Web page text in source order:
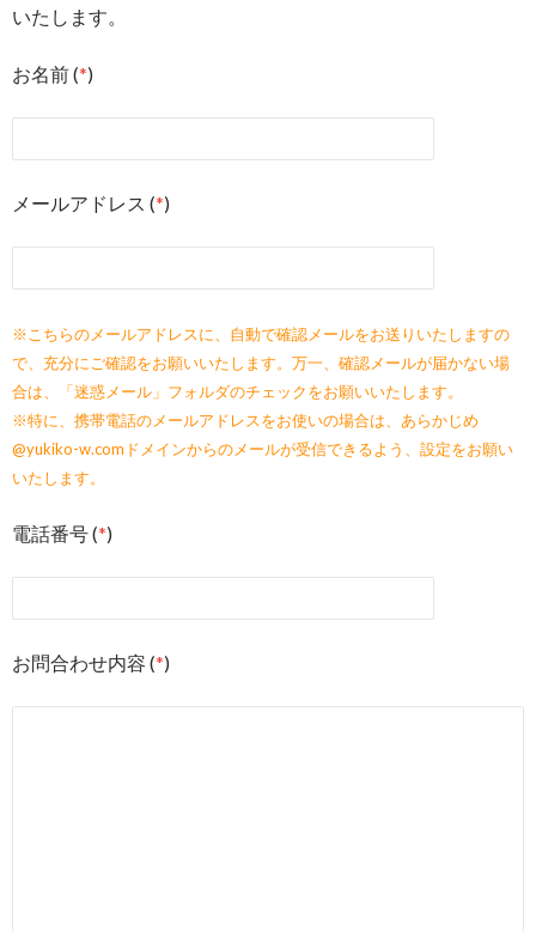
いたします。
お名前 (*)
メールアドレス (*)
※こちらのメールアドレスに、自動で確認メールをお送りいたしますの
で、充分にご確認をお願いいたします。万一、確認メールが届かない場
合は、「迷惑メール」フォルダのチェックをお願いいたします。
※特に、携帯電話のメールアドレスをお使いの場合は、あらかじめ
@yukiko-w.comドメインからのメールが受信できるよう、設定をお願い
いたします。
電話番号 (*)
お問合わせ内容 (*)